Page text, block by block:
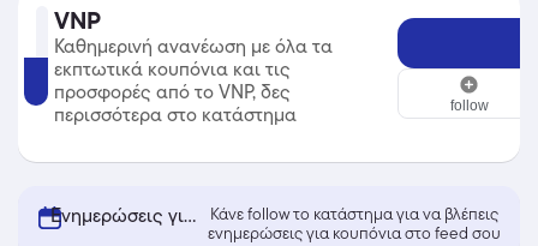
VNP
VNP
Καθημερινή ανανέωση με όλα τα
εκπτωτικά κουπόνια και τις
προσφορές από το VNP, δες
περισσότερα στο κατάστημα
follow
Ενημερώσεις για κουπόνια από VNP
Κάνε follow το κατάστημα για να βλέπεις
ενημερώσεις για κουπόνια στο feed σου